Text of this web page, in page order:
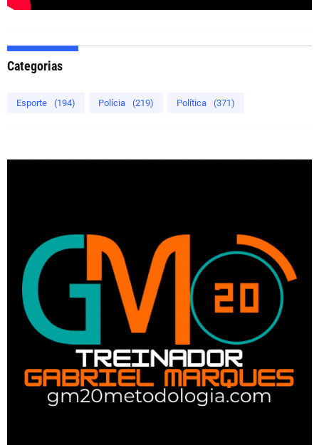
Categorias
Esporte (194) Polícia (219) Política (371)